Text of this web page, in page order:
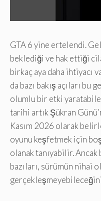
GTA 6 yine ertelendi.
beklediği ve hak ettiği
birkaç aya daha ihtiyacı
da bazı bakış açıları
olumlu bir etki
tarihi artık Şükran
Kasım 2026 olarak
oyunu keşfetmek için
olanak tanıyabilir.
bazıları, sürümün nihai